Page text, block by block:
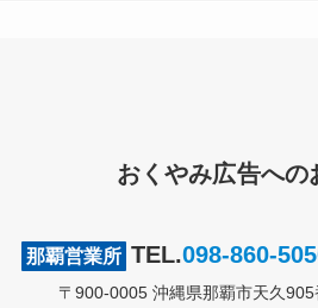
おくやみ広告への
那覇営業所 TEL.098-860-
〒900-0005 沖縄県那覇市天久